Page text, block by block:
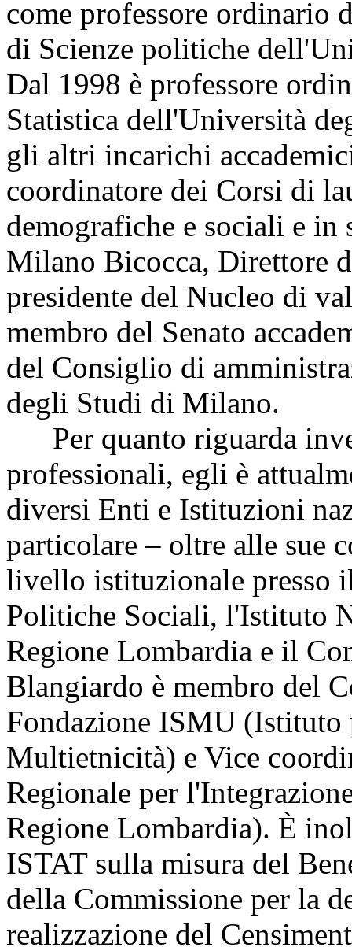
come professore ordinario
di Scienze politiche
Dal 1998 è professore
Statistica dell'Università
gli altri incarichi
coordinatore dei Corsi di
demografiche e sociali e
Milano Bicocca, Direttore
presidente del Nucleo di
membro del Senato
del Consiglio di
degli Studi di Milano.
Per quanto riguarda
professionali, egli è
diversi Enti e Istituzioni
particolare – oltre alle sue
livello istituzionale presso
Politiche Sociali, l'Istituto
Regione Lombardia e il
Blangiardo è membro del
Fondazione ISMU
Multietnicità) e Vice
Regionale per
Regione Lombardia). È
ISTAT sulla misura del
della Commissione per la
realizzazione del